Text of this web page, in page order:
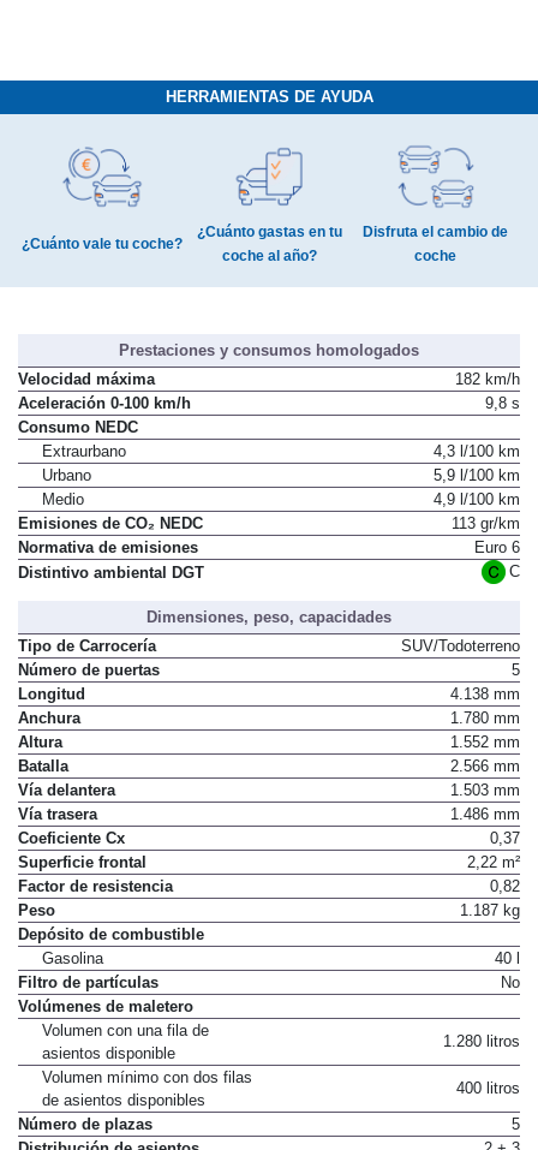
HERRAMIENTAS DE AYUDA
¿Cuánto vale tu coche?
¿Cuánto gastas en tu
coche al año?
Disfruta el cambio de
coche
Prestaciones y consumos homologados
Velocidad máxima
182 km/h
Aceleración 0-100 km/h
9,8 s
Consumo NEDC
Extraurbano
4,3 l/100 km
Urbano
5,9 l/100 km
Medio
4,9 l/100 km
Emisiones de CO₂ NEDC
113 gr/km
Normativa de emisiones
Euro 6
Distintivo ambiental DGT
C
Dimensiones, peso, capacidades
Tipo de Carrocería
SUV/Todoterreno
Número de puertas
5
Longitud
4.138 mm
Anchura
1.780 mm
Altura
1.552 mm
Batalla
2.566 mm
Vía delantera
1.503 mm
Vía trasera
1.486 mm
Coeficiente Cx
0,37
Superficie frontal
2,22 m²
Factor de resistencia
0,82
Peso
1.187 kg
Depósito de combustible
Gasolina
40 l
Filtro de partículas
No
Volúmenes de maletero
Volumen con una fila de
asientos disponible
1.280 litros
Volumen mínimo con dos filas
de asientos disponibles
400 litros
Número de plazas
5